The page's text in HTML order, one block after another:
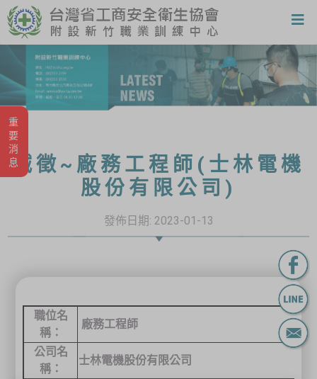
重要消息誠徵~廠務工程師(士林電機
股份有限公司)
發佈日期: 2023-01-13
職位名
稱：
廠務工程師
公司名
稱：
士林電機股份有限公司